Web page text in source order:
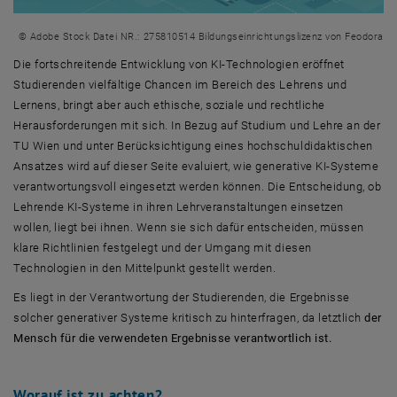
© Adobe Stock Datei NR.: 275810514 Bildungseinrichtungslizenz von Feodora
Die fortschreitende Entwicklung von KI-Technologien eröffnet
Studierenden vielfältige Chancen im Bereich des Lehrens und
Lernens, bringt aber auch ethische, soziale und rechtliche
Herausforderungen mit sich. In Bezug auf Studium und Lehre an der
TU Wien und unter Berücksichtigung eines hochschuldidaktischen
Ansatzes wird auf dieser Seite evaluiert, wie generative KI-Systeme
verantwortungsvoll eingesetzt werden können. Die Entscheidung, ob
Lehrende KI-Systeme in ihren Lehrveranstaltungen einsetzen
wollen, liegt bei ihnen. Wenn sie sich dafür entscheiden, müssen
klare Richtlinien festgelegt und der Umgang mit diesen
Technologien in den Mittelpunkt gestellt werden.
Es liegt in der Verantwortung der Studierenden, die Ergebnisse
solcher generativer Systeme kritisch zu hinterfragen, da letztlichder
Mensch für die verwendeten Ergebnisse verantwortlich ist.